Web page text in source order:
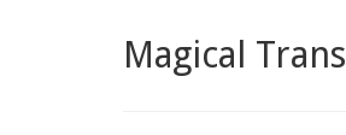
Magical